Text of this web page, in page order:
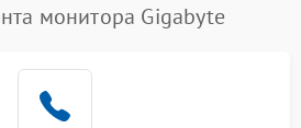
монитора Gigabyte